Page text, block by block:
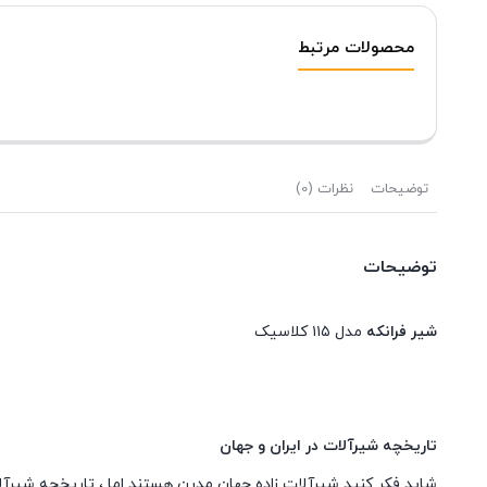
محصولات مرتبط
توضیحات نظرات (0)
توضیحات
شیر فرانکه مدل ۱۱۵ کلاسیک
تاریخچه شیرآلات در ایران و جهان